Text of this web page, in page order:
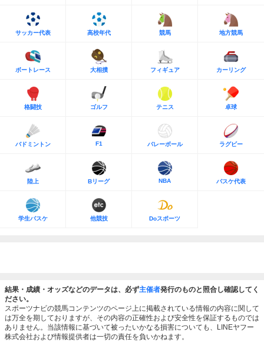
サッカー代表 高校年代 競馬 地方競馬
ボートレース 大相撲 フィギュア カーリング
格闘技 ゴルフ テニス 卓球
バドミントン F1 バレーボール ラグビー
陸上 Bリーグ NBA バスケ代表
学生バスケ 他競技 Doスポーツ
結果・成績・オッズなどのデータは、必ず主催者発行のものと照合し確認してく
ださい。
スポーツナビの競馬コンテンツのページ上に掲載されている情報の内容に関して
は万全を期しておりますが、その内容の正確性および安全性を保証するものでは
ありません。当該情報に基づいて被ったいかなる損害についても、LINEヤフー
株式会社および情報提供者は一切の責任を負いかねます。